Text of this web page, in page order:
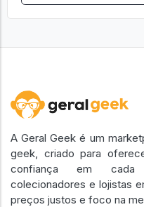
A Geral Geek é um
geek, criado para
confiança em cada
colecionadores e lojistas
preços justos e foco na